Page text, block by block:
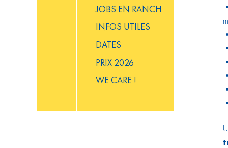
JOBS EN RANCH
INFOS UTILES
DATES
PRIX 2026
WE CARE !